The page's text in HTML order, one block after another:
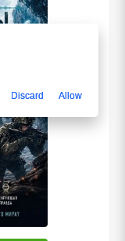
Discard Allow